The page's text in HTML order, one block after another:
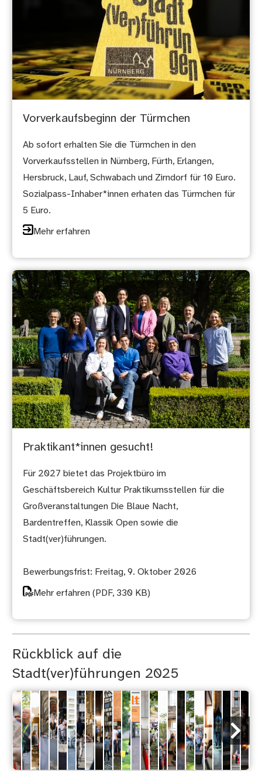
Vorverkaufsbeginn der Türmchen
Ab sofort erhalten Sie die Türmchen in den
Vorverkaufsstellen in Nürnberg, Fürth, Erlangen,
Hersbruck, Lauf, Schwabach und Zirndorf für 10 Euro.
Sozialpass-Inhaber*innen erhaten das Türmchen für
5 Euro.
Mehr erfahren
Praktikant*innen gesucht!
Für 2027 bietet das Projektbüro im
Geschäftsbereich Kultur Praktikumsstellen für die
Großveranstaltungen Die Blaue Nacht,
Bardentreffen, Klassik Open sowie die
Stadt(ver)führungen.
Bewerbungsfrist: Freitag, 9. Oktober 2026
Mehr erfahren(PDF, 330 KB)
Rückblick auf die
Stadt(ver)führungen 2025